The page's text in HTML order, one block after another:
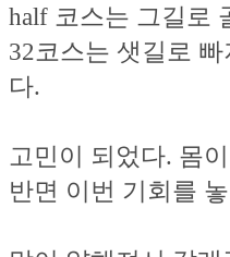
half 코스는 그길로
32코스는 샛길로
다.
고민이 되었다. 몸
반면 이번 기회를